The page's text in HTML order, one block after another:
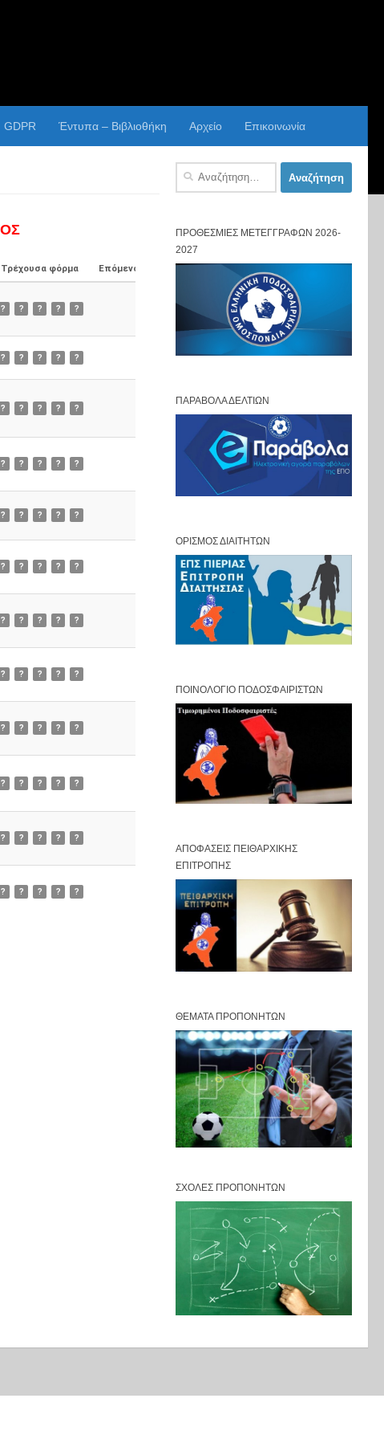
GDPR Έντυπα – Βιβλιοθήκη Αρχείο Επικοινωνία
Τρέχουσα φόρμα Επόμενος Αγώνας
? ? ? ? ?
? ? ? ? ?
? ? ? ? ?
? ? ? ? ?
? ? ? ? ?
? ? ? ? ?
? ? ? ? ?
? ? ? ? ?
? ? ? ? ?
? ? ? ? ?
? ? ? ? ?
? ? ? ? ?
Αναζήτηση
ΠΡΟΘΕΣΜΊΕΣ ΜΕΤΕΓΓΡΑΦΏΝ 2026-
2027
ΠΑΡΆΒΟΛΑ ΔΕΛΤΊΩΝ
ΟΡΙΣΜΌΣ ΔΙΑΙΤΗΤΏΝ
ΠΟΙΝΟΛΌΓΙΟ ΠΟΔΟΣΦΑΙΡΙΣΤΏΝ
ΑΠΟΦΆΣΕΙΣ ΠΕΙΘΑΡΧΙΚΉΣ
ΕΠΙΤΡΟΠΉΣ
ΘΈΜΑΤΑ ΠΡΟΠΟΝΗΤΏΝ
ΣΧΟΛΈΣ ΠΡΟΠΟΝΗΤΏΝ